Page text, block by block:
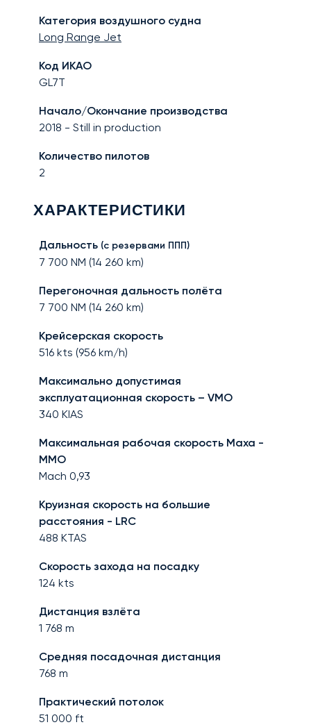
Категория воздушного судна
Long Range Jet
Код ИКАО
GL7T
Начало/Окончание производства
2018 - Still in production
Количество пилотов
2
ХАРАКТЕРИСТИКИ
Дальность (с резервами ППП)
7 700 NM (14 260 km)
Перегоночная дальность полёта
7 700 NM (14 260 km)
Крейсерская скорость
516 kts (956 km/h)
Максимально допустимая
эксплуатационная скорость – VMO
340 KIAS
Максимальная рабочая скорость Маха -
MMO
Mach 0,93
Круизная скорость на большие
расстояния - LRC
488 KTAS
Скорость захода на посадку
124 kts
Дистанция взлёта
1 768 m
Средняя посадочная дистанция
768 m
Практический потолок
51 000 ft